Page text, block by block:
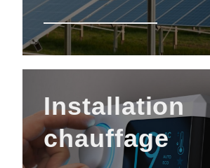
Installation
chauffage